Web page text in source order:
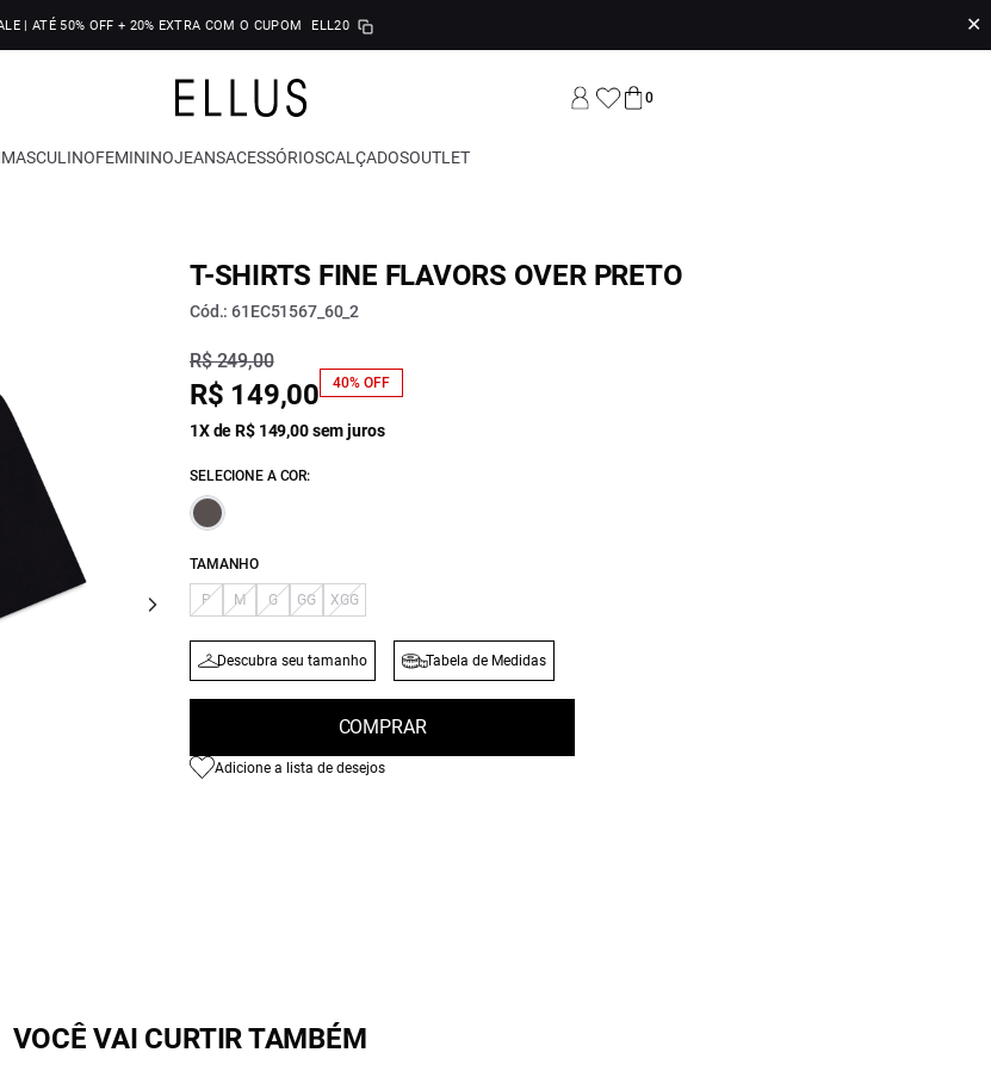
| ATÉ 50% OFF + 20% EXTRA COM O CUPOM ELL20 ✕
0
MASCULINOFEMININOJEANSACESSÓRIOSCALÇADOSOUTLET
T-SHIRTS FINE FLAVORS OVER PRETO
Cód.: 61EC51567_60_2
R$ 249,00
R$ 149,00 40% OFF
1X de R$ 149,00 sem juros
SELECIONE A COR:
TAMANHO
P M G GG XGG
Descubra seu tamanho Tabela de Medidas
COMPRAR
Adicione a lista de desejos
VOCÊ VAI CURTIR TAMBÉM